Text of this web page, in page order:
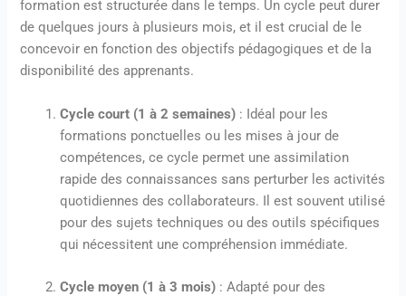
formation est structurée dans le temps. Un cycle peut durer
de quelques jours à plusieurs mois, et il est crucial de le
concevoir en fonction des objectifs pédagogiques et de la
disponibilité des apprenants.
Cycle court (1 à 2 semaines) : Idéal pour les
formations ponctuelles ou les mises à jour de
compétences, ce cycle permet une assimilation
rapide des connaissances sans perturber les activités
quotidiennes des collaborateurs. Il est souvent utilisé
pour des sujets techniques ou des outils spécifiques
qui nécessitent une compréhension immédiate.
Cycle moyen (1 à 3 mois) : Adapté pour des